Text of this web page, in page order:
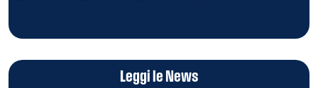
Leggi le News